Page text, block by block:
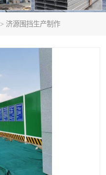
> 济源围挡生产制作
楼层板
压型彩钢板
钢结构配件
彩钢板